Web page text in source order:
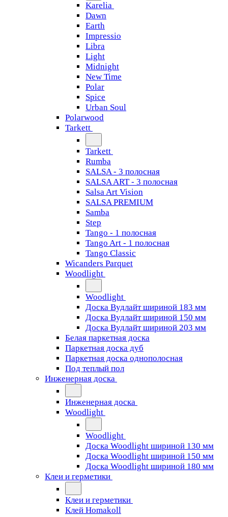
Karelia
Dawn
Earth
Impressio
Libra
Light
Midnight
New Time
Polar
Spice
Urban Soul
Polarwood
Tarkett
Tarkett
Rumba
SALSA - 3 полосная
SALSA ART - 3 полосная
Salsa Art Vision
SALSA PREMIUM
Samba
Step
Tango - 1 полосная
Tango Art - 1 полосная
Tango Classiс
Wicanders Parquet
Woodlight
Woodlight
Доска Вудлайт шириной 183 мм
Доска Вудлайт шириной 150 мм
Доска Вудлайт шириной 203 мм
Белая паркетная доска
Паркетная доска дуб
Паркетная доска однополосная
Под теплый пол
Инженерная доска
Инженерная доска
Woodlight
Woodlight
Доска Woodlight шириной 130 мм
Доска Woodlight шириной 150 мм
Доска Woodlight шириной 180 мм
Клеи и герметики
Клеи и герметики
Клей Homakoll